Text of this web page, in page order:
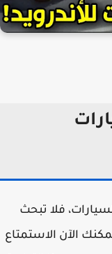
فلا تبحث
الآن الاستمتاع